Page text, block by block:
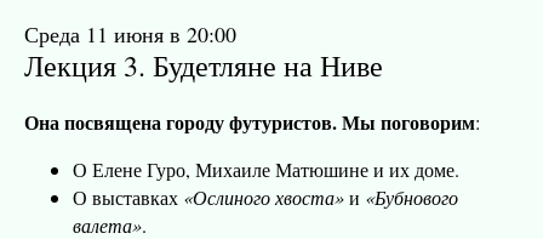
Среда 11 июня в 20:00
Лекция 3. Будетляне на Ниве
Она посвящена городу футуристов. Мы поговорим:
О Елене Гуро, Михаиле Матюшине и их доме.
О выставках «Ослиного хвоста»и «Бубнового
валета».